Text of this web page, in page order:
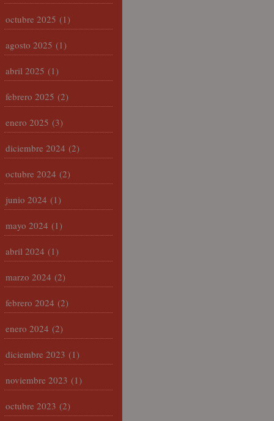
octubre 2025 (1)
agosto 2025 (1)
abril 2025 (1)
febrero 2025 (2)
enero 2025 (3)
diciembre 2024 (2)
octubre 2024 (2)
junio 2024 (1)
mayo 2024 (1)
abril 2024 (1)
marzo 2024 (2)
febrero 2024 (2)
enero 2024 (2)
diciembre 2023 (1)
noviembre 2023 (1)
octubre 2023 (2)